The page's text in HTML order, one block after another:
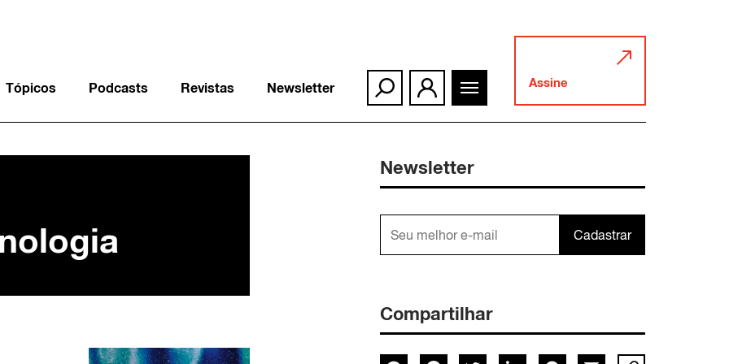
Tópicos Podcasts Revistas Newsletter Assine
Newsletter
Cadastrar
Compartilhar